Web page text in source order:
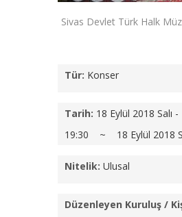
Sivas Devlet Türk Halk
Tür: Konser
Tarih: 18 Eylül 2018 Salı -
19:30 ~ 18 Eylül 2018
Nitelik: Ulusal
Düzenleyen Kuruluş /